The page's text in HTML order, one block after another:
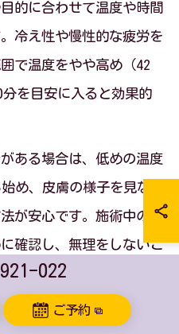
的に合わせて温度や時間
冷え性や慢性的な疲労を
で温度をやや高め（42
を目安に入ると効果的
ある場合は、低めの温度
め、皮膚の様子を見な
が安心です。施術中の発
確認し、無理をしないこ
。
熱・妊娠中・持病がある
022
ご予約